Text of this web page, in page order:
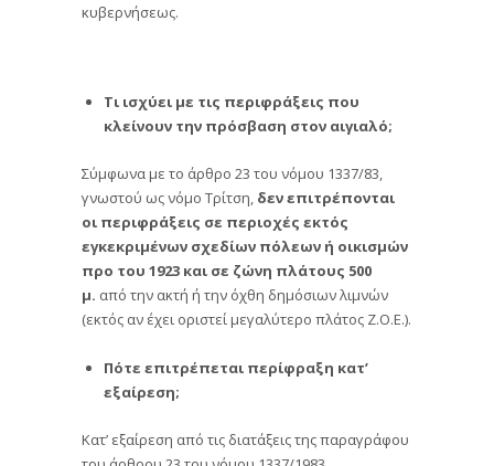
κυβερνήσεως.
Τι ισχύει με τις περιφράξεις που
κλείνουν την πρόσβαση στον αιγιαλό;
Σύμφωνα με το άρθρο 23 του νόμου 1337/83,
γνωστού ως νόμο Τρίτση, δεν επιτρέπονται
οι περιφράξεις σε περιοχές εκτός
εγκεκριμένων σχεδίων πόλεων ή οικισμών
προ του 1923 και σε ζώνη πλάτους 500
μ. από την ακτή ή την όχθη δημόσιων λιμνών
(εκτός αν έχει οριστεί μεγαλύτερο πλάτος Ζ.Ο.Ε.).
Πότε επιτρέπεται περίφραξη κατ’
εξαίρεση;
Κατ’ εξαίρεση από τις διατάξεις της παραγράφου